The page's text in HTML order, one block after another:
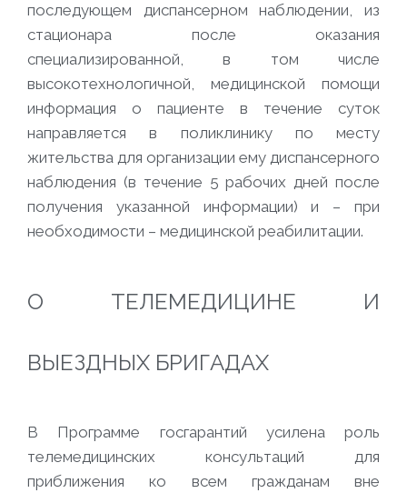
последующем диспансерном наблюдении, из
стационара после оказания
специализированной, в том числе
высокотехнологичной, медицинской помощи
информация о пациенте в течение суток
направляется в поликлинику по месту
жительства для организации ему диспансерного
наблюдения (в течение 5 рабочих дней после
получения указанной информации) и – при
необходимости – медицинской реабилитации.
О ТЕЛЕМЕДИЦИНЕ И
ВЫЕЗДНЫХ БРИГАДАХ
В Программе госгарантий усилена роль
телемедицинских консультаций для
приближения ко всем гражданам вне